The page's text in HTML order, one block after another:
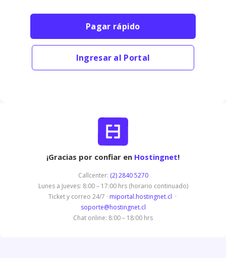
Pagar rápido
Ingresar al Portal
¡Gracias por confiar en Hostingnet!
Callcenter: (2) 2840 5270
Lunes a Jueves: 8:00 – 17:00 hrs (horario continuado)
Ticket y correo 24/7 · miportal.hostingnet.cl ·
soporte@hostingnet.cl
Chat online: 8:00 – 18:00 hrs